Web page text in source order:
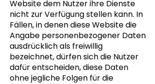
Website dem Nutzer ihre Dienste
nicht zur Verfügung stellen kann. In
Fällen, in denen diese Website die
Angabe personenbezogener Daten
ausdrücklich als freiwillig
bezeichnet, dürfen sich die Nutzer
dafür entscheiden, diese Daten
ohne jegliche Folgen für die